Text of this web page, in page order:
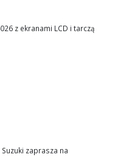
z ekranami LCD i tarczą
Suzuki zaprasza na